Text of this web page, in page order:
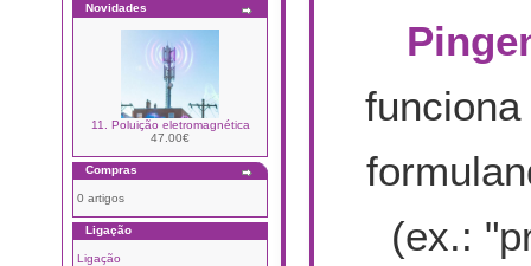
Novidades
11. Poluição eletromagnética
47.00€
Compras
0 artigos
Ligação
Ligação
(ex.: